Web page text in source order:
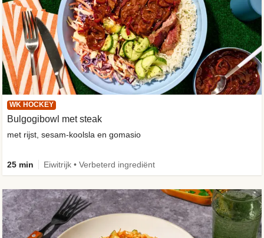
WK HOCKEY
Bulgogibowl met steak
met rijst, sesam-koolsla en gomasio
25 min Eiwitrijk • Verbeterd ingrediënt